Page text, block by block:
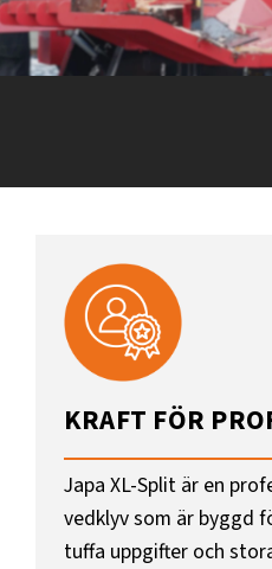
KRAFT FÖR
Japa XL-Split är en
vedklyv som är byggd
tuffa uppgifter och